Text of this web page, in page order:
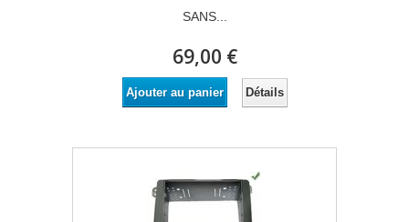
SANS...
69,00 €
Ajouter au panier Détails